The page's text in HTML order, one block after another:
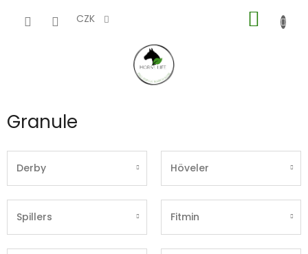
CZK
KOŠÍK
Granule
Derby Höveler
Spillers Fitmin